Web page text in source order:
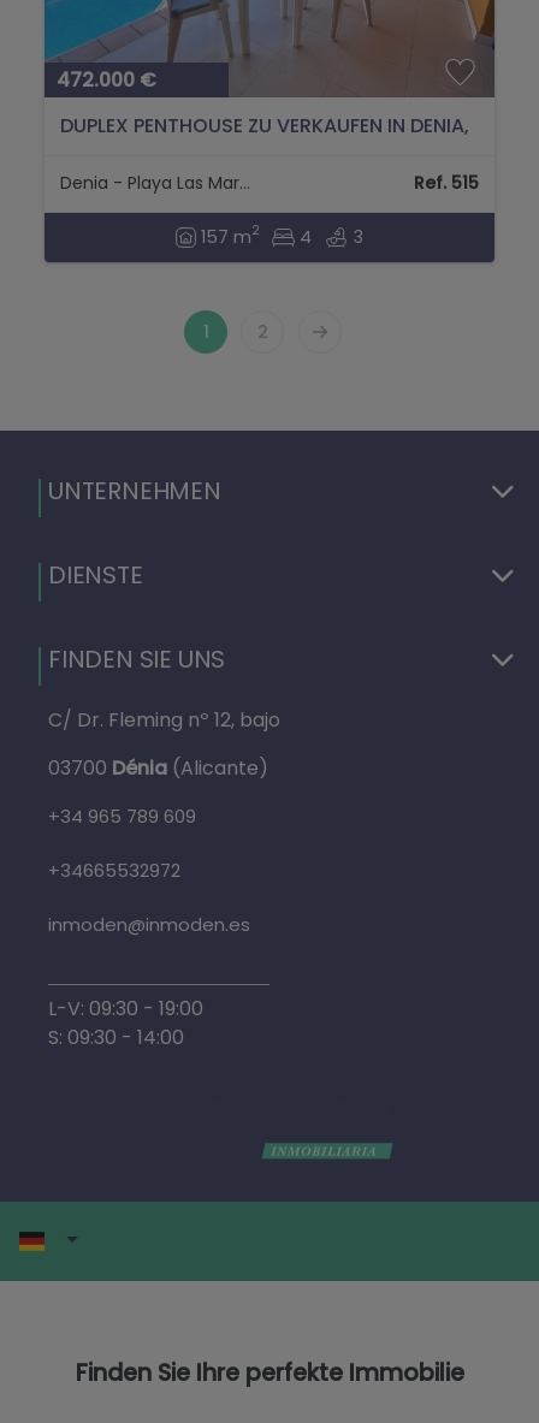
472.000 €
DUPLEX PENTHOUSE ZU VERKAUFEN IN DENIA,
Denia - Playa Las Marinas Ref. 515
157 m2 4 3
1 2
UNTERNEHMEN
DIENSTE
FINDEN SIE UNS
C/ Dr. Fleming nº 12, bajo
03700 Dénia (Alicante)
+34 965 789 609
+34665532972
inmoden@inmoden.es
L-V: 09:30 - 19:00
S: 09:30 - 14:00
Finden Sie Ihre perfekte Immobilie